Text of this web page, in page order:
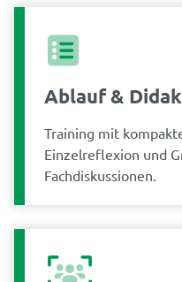
Ablauf &
Training mit
Einzelreflexion und
Fachdiskussionen.